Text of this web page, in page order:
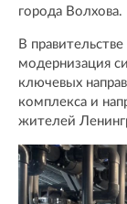
города Волхова.
В
модернизация
ключевых
комплекса и
жителей